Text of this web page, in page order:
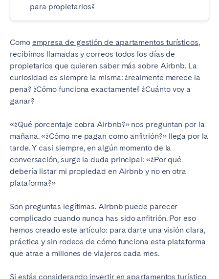
para propietarios?
Como empresa de gestión de apartamentos turísticos,
recibimos llamadas y correos todos los días de
propietarios que quieren saber más sobre Airbnb. La
curiosidad es siempre la misma: ¿realmente merece la
pena? ¿Cómo funciona exactamente? ¿Cuánto voy a
ganar?
«¿Qué porcentaje cobra Airbnb?» nos preguntan por la
mañana. «¿Cómo me pagan como anfitrión?» llega por la
tarde. Y casi siempre, en algún momento de la
conversación, surge la duda principal: «¿Por qué
debería listar mi propiedad en Airbnb y no en otra
plataforma?»
Son preguntas legítimas. Airbnb puede parecer
complicado cuando nunca has sido anfitrión. Por eso
hemos creado este artículo: para darte una visión clara,
práctica y sin rodeos de cómo funciona esta plataforma
que atrae a millones de viajeros cada mes.
Si estás considerando invertir en apartamentos turístico
Córdoba
Huelva
Málaga
CANARIAS
El Hierro
Fuerteventura
Gran Canaria
La Gomera
La Palma
Tenerife
SWITZERLAND
Basel
Bern
Zug
Zürich
UNITED ARAB EMIRATES
Dubai